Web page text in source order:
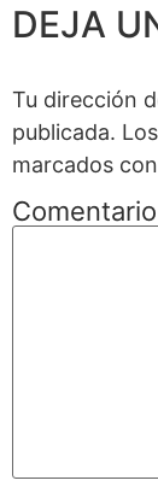
DEJA
Tu dirección
publicada.
marcados con
Comentario